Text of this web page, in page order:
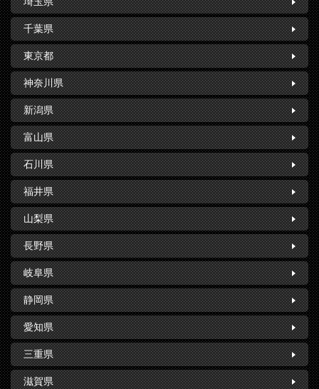
千葉県
東京都
神奈川県
新潟県
富山県
石川県
福井県
山梨県
長野県
岐阜県
静岡県
愛知県
三重県
滋賀県